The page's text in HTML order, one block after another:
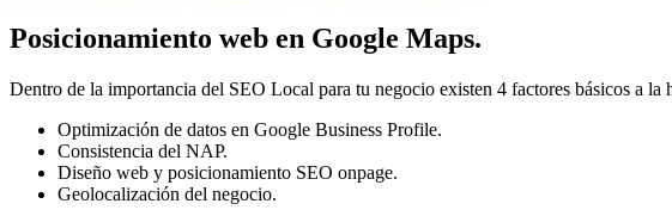
Posicionamiento web en Google Maps.
Dentro de la importancia del SEO Local para tu negocio existen 4 factores básicos a
Optimización de datos en Google Business Profile.
Consistencia del NAP.
Diseño web y posicionamiento SEO onpage.
Geolocalización del negocio.